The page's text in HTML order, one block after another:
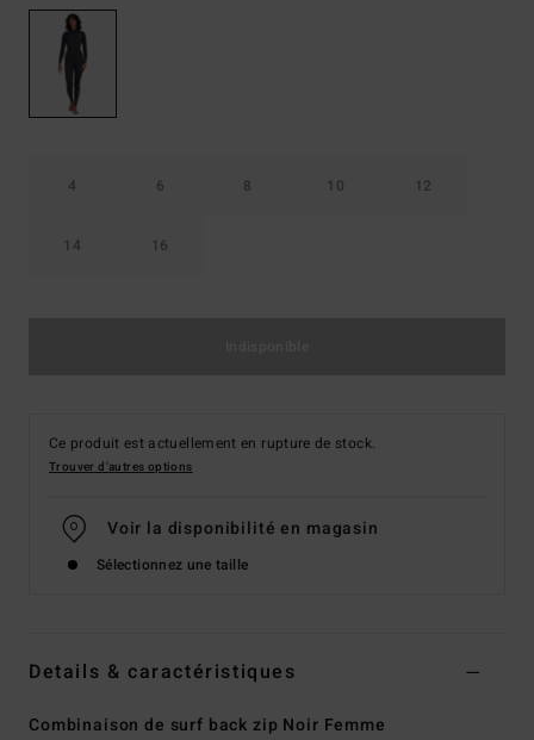
4 6 8 10 12
14 16
Ce produit est actuellement en rupture de stock.
Trouver d'autres options
Voir la disponibilité en magasin
Sélectionnez une taille
Details & caractéristiques
Combinaison de surf back zip Noir Femme